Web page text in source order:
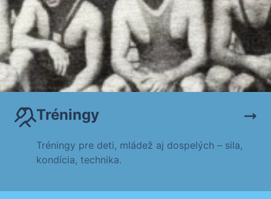
Tréningy
Tréningy pre deti, mládež aj dospelých – sila,
kondícia, technika.